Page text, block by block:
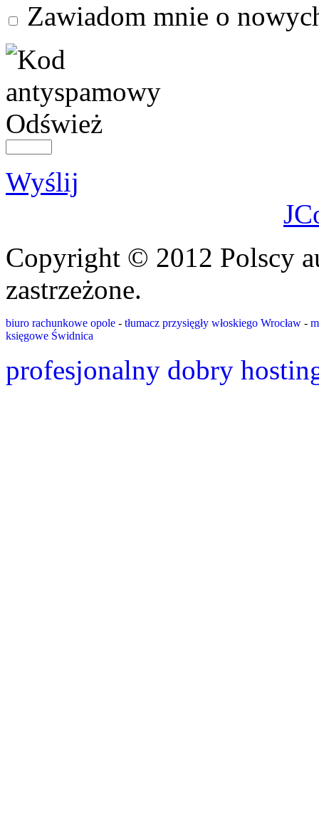
Zawiadom mnie o
Odśwież
Wyślij
Copyright © 2012 Polscy
zastrzeżone.
biuro rachunkowe opole - tłumacz przysięgły włoskiego Wrocław -
księgowe Świdnica
profesjonalny dobry